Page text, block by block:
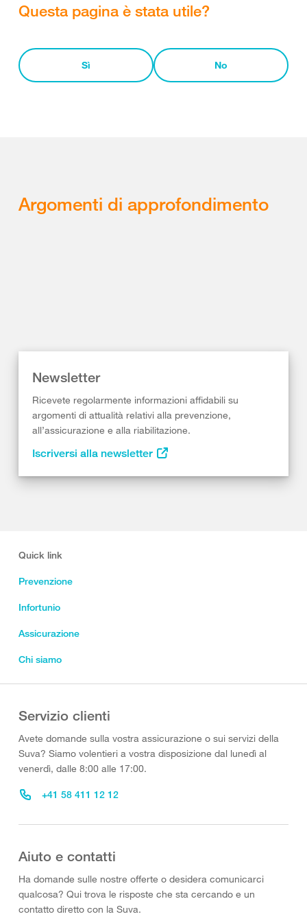
Questa pagina è stata utile?
Sì No
Argomenti di approfondimento
Newsletter
Ricevete regolarmente informazioni affidabili su
argomenti di attualità relativi alla prevenzione,
all’assicurazione e alla riabilitazione.
Iscriversi alla newsletter
Quick link
Prevenzione
Infortunio
Assicurazione
Chi siamo
Servizio clienti
Avete domande sulla vostra assicurazione o sui servizi della
Suva? Siamo volentieri a vostra disposizione dal lunedì al
venerdì, dalle 8:00 alle 17:00.
+41 58 411 12 12
Aiuto e contatti
Ha domande sulle nostre offerte o desidera comunicarci
qualcosa? Qui trova le risposte che sta cercando e un
contatto diretto con la Suva.